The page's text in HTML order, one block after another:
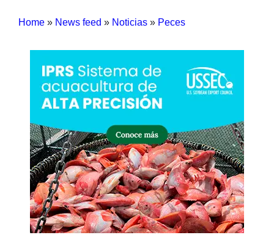
Home » News feed » Noticias » Peces